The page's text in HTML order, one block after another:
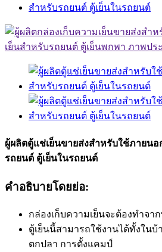
ผู้ผลิตตู้แช่เย็นขายส่งสำหรับใช้ภายนอ
รถยนต์ ตู้เย็นในรถยนต์
คำอธิบายโดยย่อ:
กล่องเก็บความเย็นจะต้องทำจา
ตู้เย็นนี้สามารถใช้งานได้ทั้งใน
ตกปลา การตั้งแคมป์